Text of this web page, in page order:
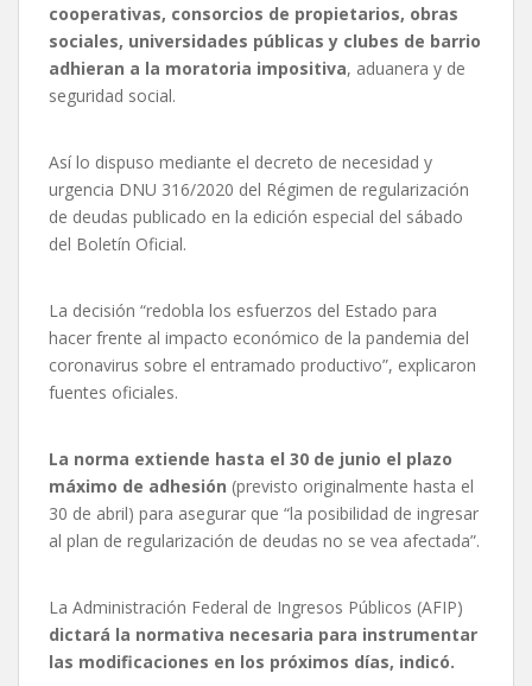
cooperativas, consorcios de propietarios, obras
sociales, universidades públicas y clubes de barrio
adhieran a la moratoria impositiva, aduanera y de
seguridad social.
Así lo dispuso mediante el decreto de necesidad y
urgencia DNU 316/2020 del Régimen de regularización
de deudas publicado en la edición especial del sábado
del Boletín Oficial.
La decisión “redobla los esfuerzos del Estado para
hacer frente al impacto económico de la pandemia del
coronavirus sobre el entramado productivo”, explicaron
fuentes oficiales.
La norma extiende hasta el 30 de junio el plazo
máximo de adhesión (previsto originalmente hasta el
30 de abril) para asegurar que “la posibilidad de ingresar
al plan de regularización de deudas no se vea afectada”.
La Administración Federal de Ingresos Públicos (AFIP)
dictará la normativa necesaria para instrumentar
las modificaciones en los próximos días, indicó.